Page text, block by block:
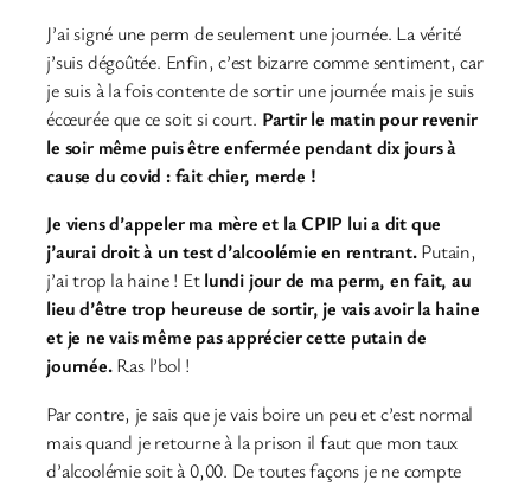
J’ai signé une perm de seulement une journée. La vérité
j’suis dégoûtée. Enfin, c’est bizarre comme sentiment, car
je suis à la fois contente de sortir une journée mais je suis
écœurée que ce soit si court. Partir le matin pour revenir
le soir même puis être enfermée pendant dix jours à
cause du covid : fait chier, merde !
Je viens d’appeler ma mère et la CPIP lui a dit que
j’aurai droit à un test d’alcoolémie en rentrant.Putain,
j’ai trop la haine ! Etlundi jour de ma perm, en fait, au
lieu d’être trop heureuse de sortir, je vais avoir la haine
et je ne vais même pas apprécier cette putain de
journée.Ras l’bol !
Par contre, je sais que je vais boire un peu et c’est normal
mais quand je retourne à la prison il faut que mon taux
d’alcoolémie soit à 0,00. De toutes façons je ne compte